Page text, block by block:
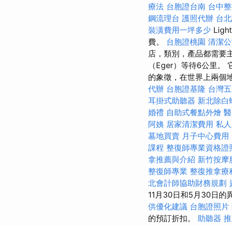
療法 台胞證台南 台中
鋼流理台 護照代辦 台
裝潢費用一坪多少
費。 台胞證桃園 清潔
店，類別，產品都需要
（Eger）等待6公里。
的象徵，在世界上兩個
代辦 台胞證基隆 台灣
耳掛式助聽器 新北除白
婚禮 自助式餐點外燴
阿姨 居家清潔費用 私
墓地買賣 月子中心費用
課程 整復師專業資格證
拿推薦與介紹 新竹按摩
整復師專業 整復推拿療
北會計師協助財務規劃
11月30日和5月30日的
供優化建議 台胞證照片
的預訂折扣。 助聽器